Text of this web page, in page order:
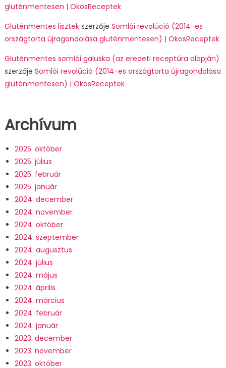
gluténmentesen | OkosReceptek
Gluténmentes lisztekszerzője Somlói revolúció (2014-es
országtorta újragondolása gluténmentesen) | OkosReceptek
Gluténmentes somlói galuska (az eredeti receptúra alapján)
szerzője Somlói revolúció (2014-es országtorta újragondolása
gluténmentesen) | OkosReceptek
Archívum
2025. október
2025. július
2025. február
2025. január
2024. december
2024. november
2024. október
2024. szeptember
2024. augusztus
2024. július
2024. május
2024. április
2024. március
2024. február
2024. január
2023. december
2023. november
2023. október